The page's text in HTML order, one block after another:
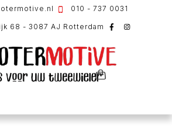
010 - 737 0031
68 - 3087 AJ Rotterdam